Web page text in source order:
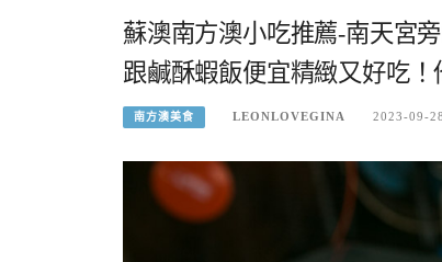
蘇澳南方澳小吃推薦-南天宮
跟鹹酥蝦飯便宜精緻又好吃
南方澳美食 LEONLOVEGINA 2023-09-28